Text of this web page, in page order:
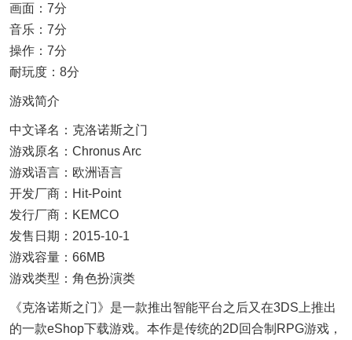
画面：7分
音乐：7分
操作：7分
耐玩度：8分
游戏简介
中文译名：克洛诺斯之门
游戏原名：Chronus Arc
游戏语言：欧洲语言
开发厂商：Hit-Point
发行厂商：KEMCO
发售日期：2015-10-1
游戏容量：66MB
游戏类型：角色扮演类
《克洛诺斯之门》是一款推出智能平台之后又在3DS上推出
的一款eShop下载游戏。本作是传统的2D回合制RPG游戏，